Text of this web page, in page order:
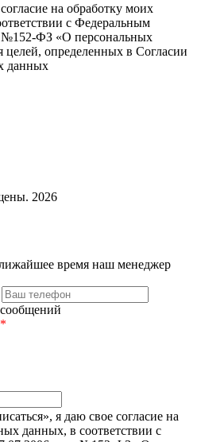
на обработку моих
с Федеральным
№152-ФЗ «О персональных
целей, определенных в Согласии
данных
2026
время наш менеджер
*
я даю свое согласие на
данных, в соответствии с